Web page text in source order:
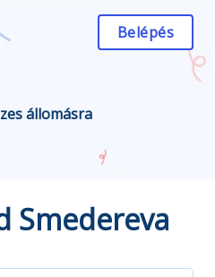
Belépés
állomásra
Smedereva